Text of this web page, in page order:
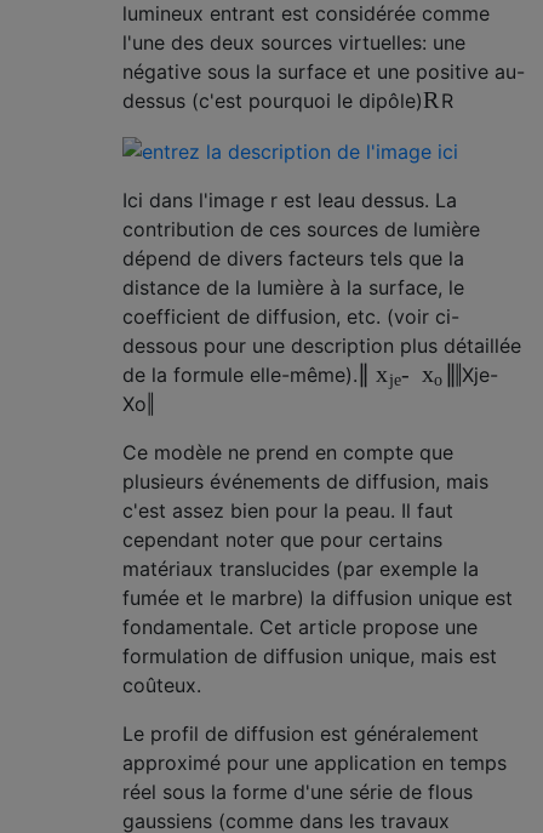
lumineux entrant est considérée comme
l'une des deux sources virtuelles: une
négative sous la surface et une positive au-
dessus (c'est pourquoi le dipôle)RR
Ici dans l'image r est leau dessus. La
contribution de ces sources de lumière
dépend de divers facteurs tels que la
distance de la lumière à la surface, le
coefficient de diffusion, etc. (voir ci-
dessous pour une description plus détaillée
de la formule elle-même).
x je- xo ‖Xje-
Xo
Ce modèle ne prend en compte que
plusieurs événements de diffusion, mais
c'est assez bien pour la peau. Il faut
cependant noter que pour certains
matériaux translucides (par exemple la
fumée et le marbre) la diffusion unique est
fondamentale. Cet article propose une
formulation de diffusion unique, mais est
coûteux.
Le profil de diffusion est généralement
approximé pour une application en temps
réel sous la forme d'une série de flous
gaussiens (comme dans les travaux